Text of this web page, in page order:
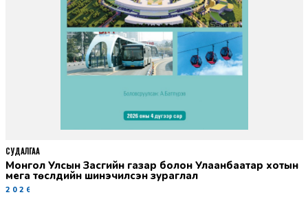
Монгол Улсын Засгийн газар болон Улаанбаатар хотын
мега төслүүдийн шинэчилсэн зураглал
2026-06-29
СУДАЛГАА